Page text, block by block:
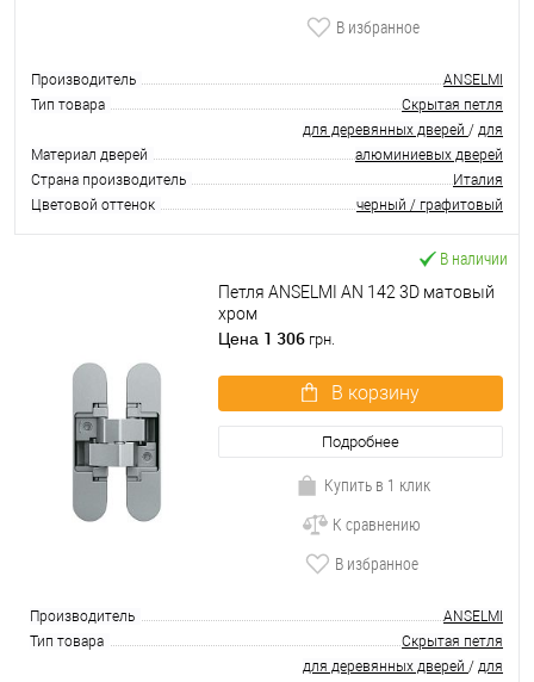
В избранное
Производитель
ANSELMI
Тип товара
Скрытая петля
Материал дверей
для деревянных дверей / для
алюминиевых дверей
Страна производитель
Италия
Цветовой оттенок
черный / графитовый
В наличии
Петля ANSELMI AN 142 3D матовый
хром
Цена 1 306 грн.
В корзину
Подробнее
Купить в 1 клик
К сравнению
В избранное
Производитель
ANSELMI
Тип товара
Скрытая петля
для деревянных дверей / для